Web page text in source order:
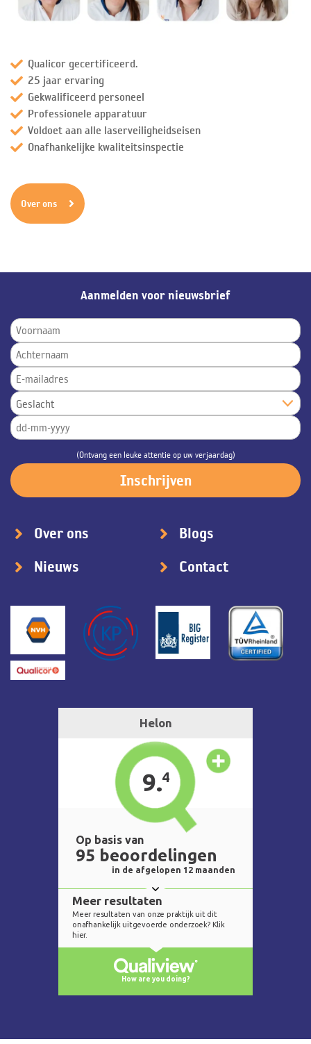
Qualicor gecertificeerd.
25 jaar ervaring
Gekwalificeerd personeel
Professionele apparatuur
Voldoet aan alle laserveiligheidseisen
Onafhankelijke kwaliteitsinspectie
Over ons
Aanmelden voor nieuwsbrief
(Ontvang een leuke attentie op uw verjaardag)
Over ons
Blogs
Nieuws
Contact